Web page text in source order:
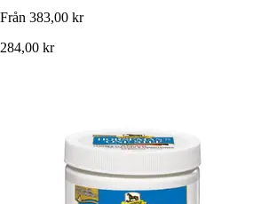
Från 383,00 kr
284,00 kr